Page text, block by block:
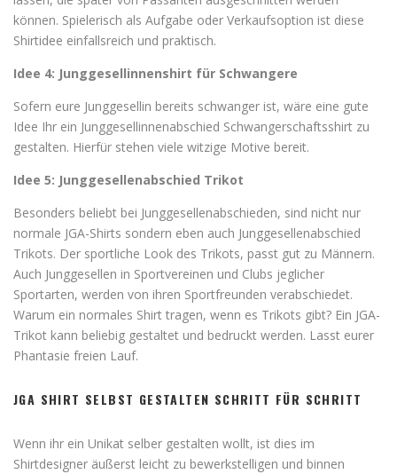
können. Spielerisch als Aufgabe oder Verkaufsoption ist diese
Shirtidee einfallsreich und praktisch.
Idee 4: Junggesellinnenshirt für Schwangere
Sofern eure Junggesellin bereits schwanger ist, wäre eine gute
Idee Ihr ein Junggesellinnenabschied Schwangerschaftsshirt zu
gestalten. Hierfür stehen viele witzige Motive bereit.
Idee 5: Junggesellenabschied Trikot
Besonders beliebt bei Junggesellenabschieden, sind nicht nur
normale JGA-Shirts sondern eben auch Junggesellenabschied
Trikots. Der sportliche Look des Trikots, passt gut zu Männern.
Auch Junggesellen in Sportvereinen und Clubs jeglicher
Sportarten, werden von ihren Sportfreunden verabschiedet.
Warum ein normales Shirt tragen, wenn es Trikots gibt? Ein JGA-
Trikot kann beliebig gestaltet und bedruckt werden. Lasst eurer
Phantasie freien Lauf.
JGA SHIRT SELBST GESTALTEN SCHRITT FÜR SCHRITT
Wenn ihr ein Unikat selber gestalten wollt, ist dies im
Shirtdesigner äußerst leicht zu bewerkstelligen und binnen